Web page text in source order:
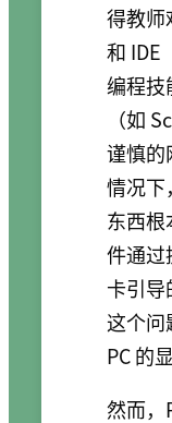
得教师
和 IDE
编程技
（如
谨慎的
情况下
东西
件通过
卡引
这个问
PC 的
然而，